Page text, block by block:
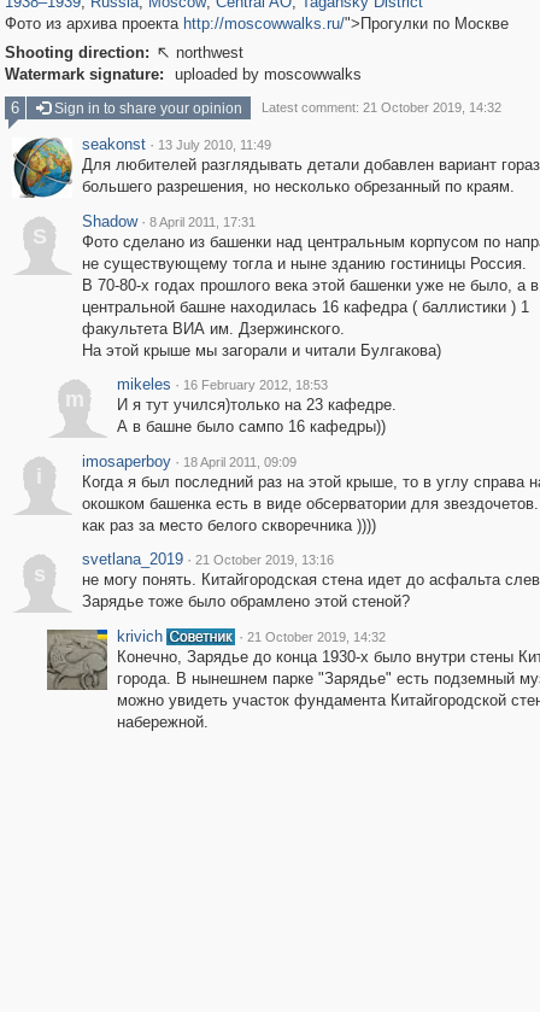
Фото из архива проекта http://moscowwalks.ru/">Прогулки по Москве
Shooting direction:  northwest
Watermark signature:
uploaded by moscowwalks
6
Sign in to share your opinion Latest comment: 21 October 2019, 14:32
seakonst · 13 July 2010, 11:49
Для любителей разглядывать детали добавлен вариант
большего разрешения, но несколько обрезанный по краям.
S
Shadow · 8 April 2011, 17:31
Фото сделано из башенки над центральным корпусом по
не существующему тогла и ныне зданию гостиницы Россия.
В 70-80-х годах прошлого века этой башенки уже не было, а в
центральной башне находилась 16 кафедра ( баллистики ) 1
факультета ВИА им. Дзержинского.
На этой крыше мы загорали и читали Булгакова)
m
mikeles · 16 February 2012, 18:53
И я тут учился)только на 23 кафедре.
А в башне было сампо 16 кафедры))
i
imosaperboy · 18 April 2011, 09:09
Когда я был последний раз на этой крыше, то в углу справа
окошком башенка есть в виде обсерватории для звездочетов.
как раз за место белого скворечника ))))
s
svetlana_2019 · 21 October 2019, 13:16
не могу понять. Китайгородская стена идет до асфальта
Зарядье тоже было обрамлено этой стеной?
krivich
· 21 October 2019, 14:32
Конечно, Зарядье до конца 1930-х было внутри стены
города. В нынешнем парке "Зарядье" есть подземный
можно увидеть участок фундамента Китайгородской
набережной.